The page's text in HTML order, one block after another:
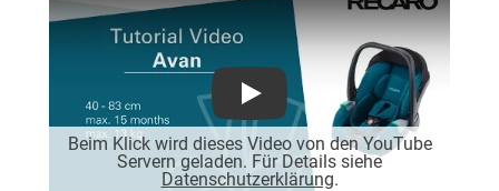
Beim Klick wird dieses Video von den YouTube
Servern geladen. Für Details siehe
Datenschutzerklärung.
Play